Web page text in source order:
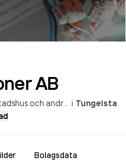
AB
och andra byggnader i Tungelsta
Bolagsdata